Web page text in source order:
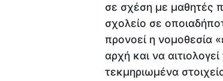
σε σχέση με μαθητές
σχολείο σε
προνοεί η νομοθεσία
αρχή και να
τεκμηριωμένα